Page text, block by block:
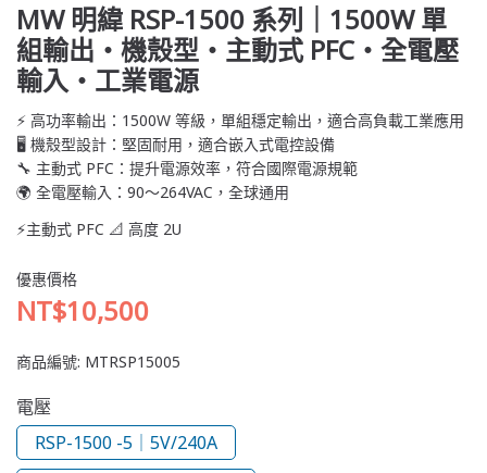
MW 明緯 RSP-1500 系列｜1500W 單
組輸出・機殼型・主動式 PFC・全電壓
輸入・工業電源
⚡ 高功率輸出：1500W 等級，單組穩定輸出，適合高負載工業應用
🖥️ 機殼型設計：堅固耐用，適合嵌入式電控設備
🔧 主動式 PFC：提升電源效率，符合國際電源規範
🌍 全電壓輸入：90〜264VAC，全球通用
⚡主動式 PFC 📐 高度 2U
優惠價格
NT$10,500
商品編號: MTRSP15005
電壓
RSP-1500 -5｜5V/240A